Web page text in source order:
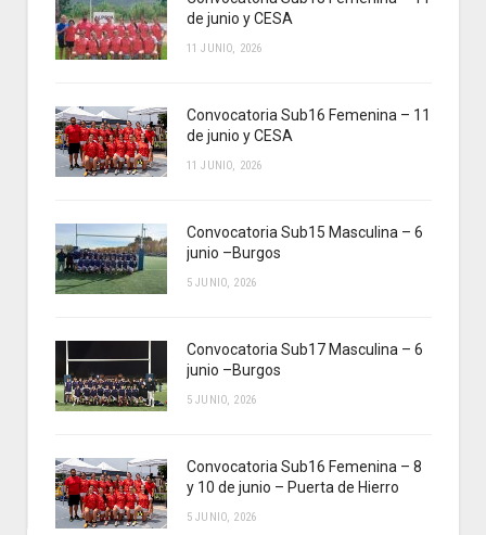
de junio y CESA
11 JUNIO, 2026
Convocatoria Sub16 Femenina – 11
de junio y CESA
11 JUNIO, 2026
Convocatoria Sub15 Masculina – 6
junio –Burgos
5 JUNIO, 2026
Convocatoria Sub17 Masculina – 6
junio –Burgos
5 JUNIO, 2026
Convocatoria Sub16 Femenina – 8
y 10 de junio – Puerta de Hierro
5 JUNIO, 2026